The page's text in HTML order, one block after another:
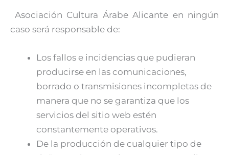
Asociación Cultura Árabe Alicante en ningún
caso será responsable de:
Los fallos e incidencias que pudieran
producirse en las comunicaciones,
borrado o transmisiones incompletas de
manera que no se garantiza que los
servicios del sitio web estén
constantemente operativos.
De la producción de cualquier tipo de